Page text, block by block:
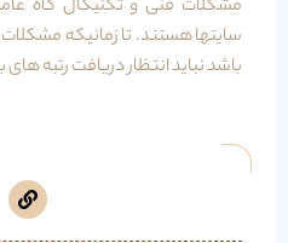
مشکلات فنی و تکنیکال گاه
سایتها هستند. تا زمانیکه
باشد نباید انتظار دریافت رتبه های